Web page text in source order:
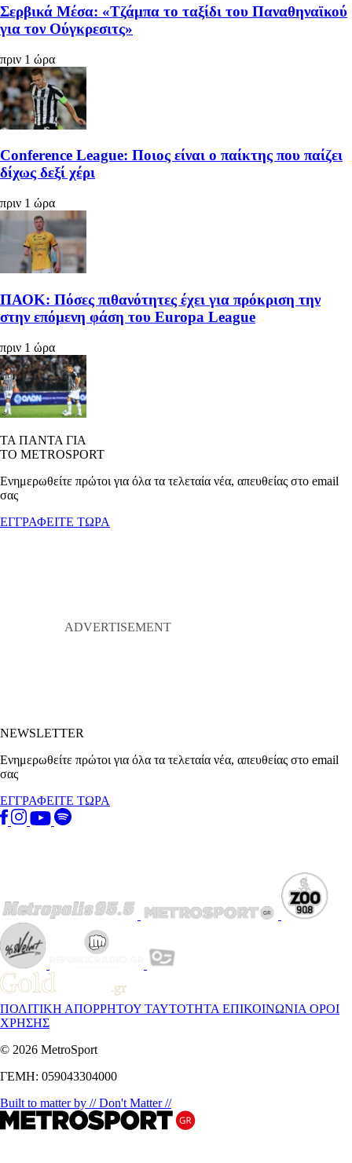
Σερβικά Μέσα: «Τζάμπα το ταξίδι του Παναθηναϊκού
για τον Ούγκρεσιτς»
πριν 1 ώρα
Conference League: Ποιος είναι ο παίκτης που παίζει
δίχως δεξί χέρι
πριν 1 ώρα
ΠΑΟΚ: Πόσες πιθανότητες έχει για πρόκριση την
στην επόμενη φάση του Europa League
πριν 1 ώρα
ΤΑ ΠΑΝΤΑ ΓΙΑ
ΤΟ METROSPORT
Ενημερωθείτε πρώτοι για όλα τα τελεταία νέα, απευθείας στο email
σας
ΕΓΓΡΑΦΕΙΤΕ ΤΩΡΑ
NEWSLETTER
Ενημερωθείτε πρώτοι για όλα τα τελεταία νέα, απευθείας στο email
σας
ΕΓΓΡΑΦΕΙΤΕ ΤΩΡΑ
ΠΟΛΙΤΙΚΗ ΑΠΟΡΡΗΤΟΥ ΤΑΥΤΟΤΗΤΑ ΕΠΙΚΟΙΝΩΝΙΑ ΟΡΟΙ
ΧΡΗΣΗΣ
© 2026 MetroSport
ΓΕΜΗ: 059043304000
Built to matter by // Don't Matter //